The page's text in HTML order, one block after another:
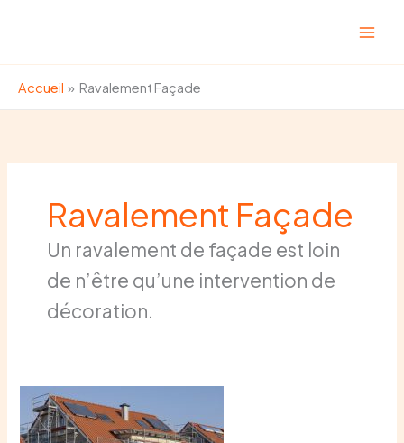
Accueil
Ravalement Façade
Ravalement Façade
Un ravalement de façade est loin
de n’être qu’une intervention de
décoration.
Combien
ça